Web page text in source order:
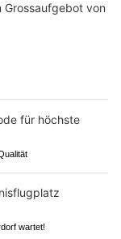
Grossaufgebot von
wartet!